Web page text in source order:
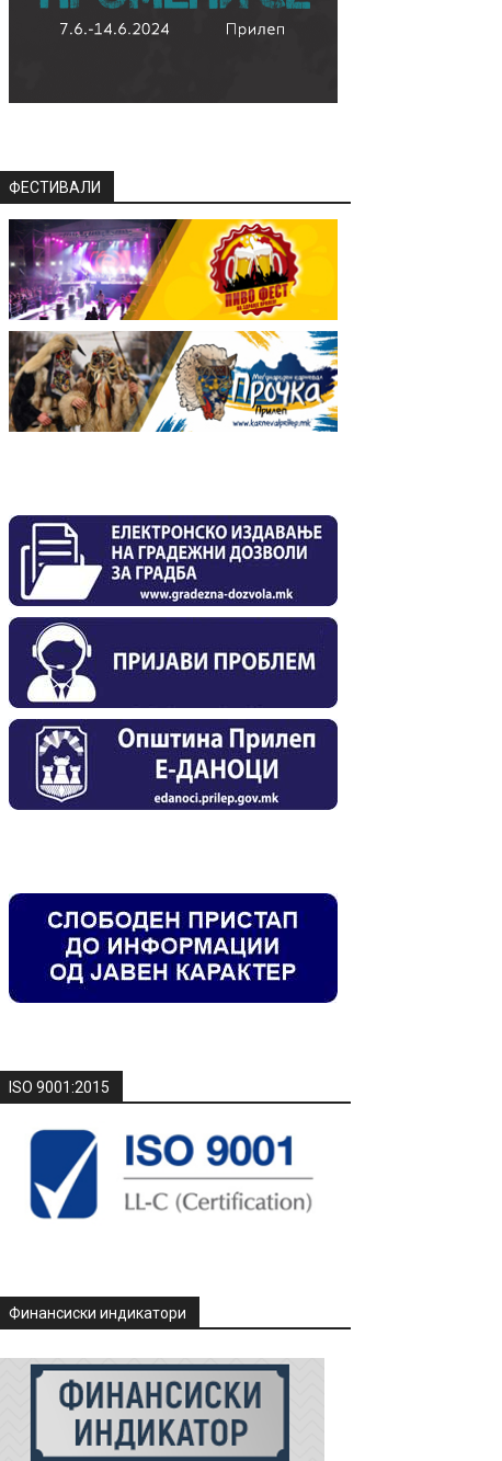
ФЕСТИВАЛИ
ISO 9001:2015
Финансиски индикатори